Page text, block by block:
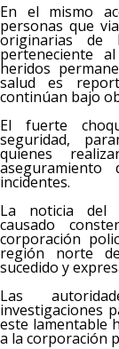
En el mismo
personas que
originarias de
perteneciente
heridos
salud es
continúan bajo
El fuerte
seguridad,
quienes
incidentes.
La noticia del
causado
corporación
región norte
sucedido y
Las
investigaciones
este lamentable
a la corporación